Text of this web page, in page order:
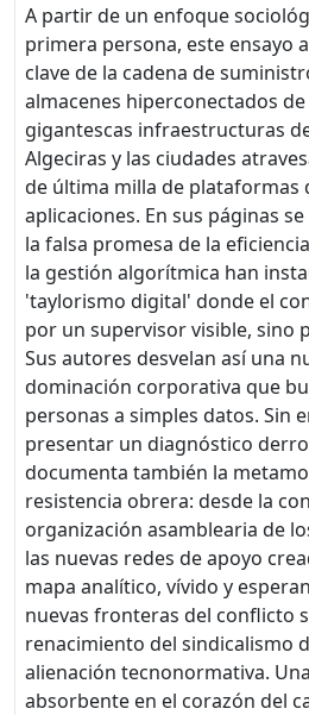
A partir de un enfoque
primera persona, este ensayo
clave de la cadena de
almacenes hiperconectados de
gigantescas infraestructuras
Algeciras y las ciudades
de última milla de plataformas
aplicaciones. En sus páginas
la falsa promesa de la
la gestión algorítmica han
'taylorismo digital' donde el
por un supervisor visible, sino
Sus autores desvelan así una
dominación corporativa que
personas a simples datos. Sin
presentar un diagnóstico
documenta también la
resistencia obrera: desde la
organización asamblearia de
las nuevas redes de apoyo
mapa analítico, vívido y
nuevas fronteras del conflicto
renacimiento del sindicalismo
alienación tecnonormativa.
absorbente en el corazón del